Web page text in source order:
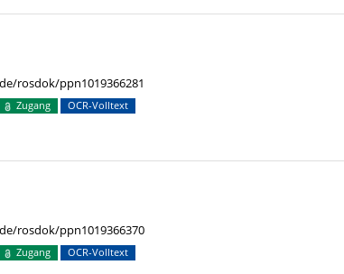
rosdok/ppn1019366281
Zugang OCR-Volltext
rosdok/ppn1019366370
Zugang OCR-Volltext